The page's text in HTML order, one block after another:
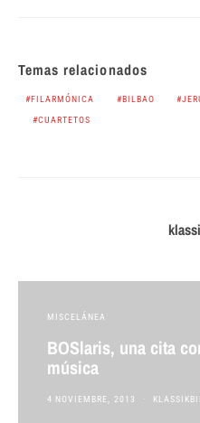
Temas relacionados
FILARMÓNICA BILBAO
CUARTETOS
MISCELÁNEA
BOSlaris, una cita
música
4 NOVIEMBRE, 2013